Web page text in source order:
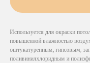
Используется для окраски
повышенной влажностью
оштукатуренным, гипсовым,
поливинилхлоридным и